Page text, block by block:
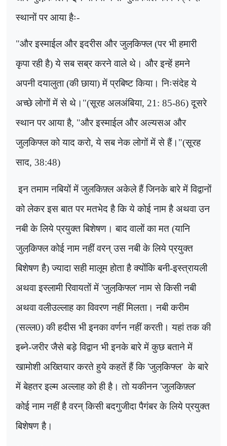
स्थानों पर आया हैः-
"और इस्माईल और इदरीस और जुलकि़फ्ल (पर भी हमारी
कृपा रही है) ये सब सब्र करने वाले थे। और इन्हें हमने
अपनी दयालुता (की छाया) में प्रबिष्ट किया। निःसंदेह ये
अच्छे लोगों में से थे।"(सूरह अलअंबिया, 21: 85-86)दूसरे
स्थान पर आया है, "और इस्माईल और अल्यसअ और
जुलकि़फ्ल को याद करो,ये सब नेक लोगों में से हैं।"(सूरह
साद, 38:48)
इन तमाम नबियों में जुलकिफ़्ल अकेले हैं जिनके बारे में विद्वानों
को लेकर इस बात पर मतभेद है कि ये कोई नाम है अथवा उन
नबी के लिये प्रयुक्त बिशेषण। बाद वालों का मत (यानि
जुलकि़फ्ल कोई नाम नहीं वरन् उस नबी के लिये प्रयुक्त
बिशेषण है) ज्यादा सही मालूम होता है क्योंकि बनी-इस्त्रायली
अथवा इस्लामी रिवायतों में 'जुलकि़फ्ल'नाम से किसी नबी
अथवा वलीउल्लाह का विवरण नहीं मिलता। नबी करीम
(सल्ल0)की हदीस भी इनका वर्णन नहीं करती। यहां तक की
इब्ने-जरीर जैसे बड़े विद्वान भी इनके बारे में कुछ बताने में
खामोशी अख्तियार करते हुये कहतें हैं कि'जुलकि़फ्ल' के बारे
में बेहतर इल्म अल्लाह को ही है। तो यकीनन 'जुलकिफ़्ल'
कोई नाम नहीं है वरन् किसी बदगुजीदा पैगंबर के लिये प्रयुक्त
बिशेषण है।